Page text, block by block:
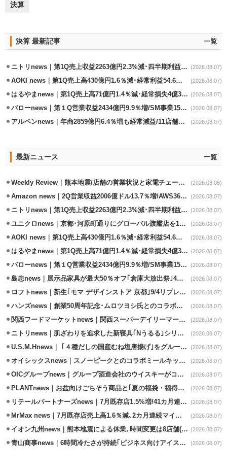
決算
決算 最新記事 一覧
ニトリnews｜第1Q売上収益2263億円2.3%減･四半期利益1.4％減 (2026.08.07)
AOKI news｜第1Q売上高430億円1.6％減･経常利益54.6％減 (2026.08.07)
はるやまnews｜第1Q売上高71億円1.4％減･経常損失4億3800万円 (2026.08.07)
バローnews｜第１Q営業収益2434億円9.9％増/SM事業15.5％増と絶好調 (2026.08.07)
アルペンnews｜年商2859億円6.4％増も経常減益/11店舗出店､4店閉鎖 (2026.08.07)
最新ニュース 一覧
Weekly Review｜熊本地震/店舗の営業状況と家電チェーンの支援策 (2026.08.08)
Amazon news｜2Q営業収益2006億ドル13.7％増/AWS36.8％％増が貢献 (2026.08.07)
ニトリnews｜第1Q売上収益2263億円2.3%減･四半期利益1.4％減 (2026.08.07)
ユニクロnews｜京都･河原町通りにグローバル旗艦店を11/6開設 (2026.08.07)
AOKI news｜第1Q売上高430億円1.6％減･経常利益54.6％減 (2026.08.07)
はるやまnews｜第1Q売上高71億円1.4％減･経常損失4億3800万円 (2026.08.07)
バローnews｜第１Q営業収益2434億円9.9％増/SM事業15.5％増と絶好調 (2026.08.07)
島忠news｜展示品家具が最大50％オフ｢倉庫大放出祭｣4店舗限定で開催 (2026.08.07)
ロフトnews｜新生｢モマ デザインストア 京都｣9/4リプレイスオープン (2026.08.07)
ハンズnews｜創業50周年記念･ムロツヨシ氏とのコラボ企画｢ムロハンズ｣開催 (2026.08.07)
関西フードマーケットnews｜関西スーパーデイリーマート蒲生店8/7改装 (2026.08.07)
ニトリnews｜肌ざわりを追求した新寝具｢Nうるる｣シリーズを発売 (2026.08.07)
U.S.M.Hnews｜ ｢４種だしの国産むね塩唐揚げ｣をグループ610店で共同販促 (2026.08.07)
オイシックスnews｜スノーピークとのコラボミールキット8/13発売 (2026.08.07)
OICグループnews｜グループ酒造会社のウイスキーがコンペティション受賞 (2026.08.07)
PLANTnews｜お盆向けごちそう商品と｢夏の福袋・福得カート｣8/8から開催 (2026.08.07)
リテールパートナーズnews｜7月既存店1.5%増/41カ月連続増 (2026.08.07)
MrMax news｜7月既存店売上高1.6％減､2カ月連続マイナス (2026.08.07)
イオン九州news｜熊本地震による休業､時間変更は8店舗(8/7時点) (2026.08.07)
青山商事news｜6時間冷たさが持続｢ビジネス向けアイスベスト｣発売 (2026.08.07)